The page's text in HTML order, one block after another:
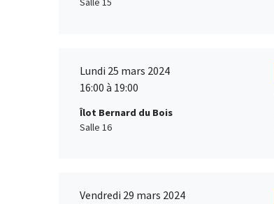
Lundi 25 mars 2024
16:00 à 19:00
Îlot Bernard du Bois
Salle 16
Vendredi 29 mars 2024